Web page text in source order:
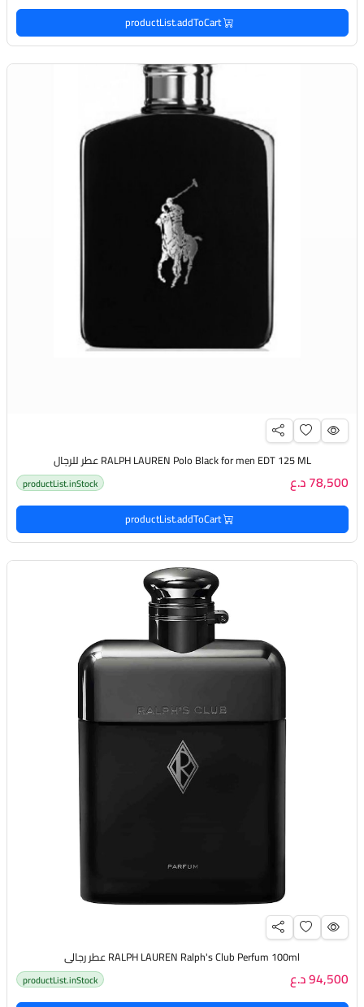
productList.addToCart
RALPH LAUREN Polo Black for men EDT 125 ML عطر للرجال
78,500 د.ع productList.inStock
productList.addToCart
RALPH LAUREN Ralph's Club Perfum 100ml عطر رجالي
94,500 د.ع productList.inStock